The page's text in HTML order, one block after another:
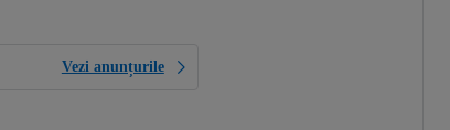
Vezi anunțurile